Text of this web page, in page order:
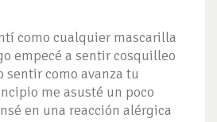
como cualquier mascarilla
empecé a sentir cosquilleo
sentir como avanza tu
me asusté un poco
en una reacción alérgica